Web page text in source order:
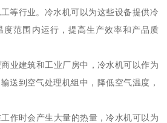
等行业。冷水机可以为这些设备提供冷
度范围内运行，提高生产效率和产品质
业建筑和工业厂房中，冷水机可以作为
送到空气处理机组中，降低空气温度，
作时会产生大量的热量，冷水机可以为